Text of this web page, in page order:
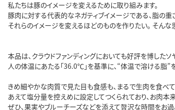
私たちは豚のイメージを変えるために取り組みます。
豚肉に対する代表的なネガティブイメージである、脂の重
それらのイメージを変えるほどのものを作りたい。 そんな
本品は、クラウドファンディングにおいても好評を博した
人の体温にあたる「36.0℃」を基準に、“体温で溶ける脂”
きめ細やかな肉質で見た目も食感も、まるで生肉を食べ
あえて塩分量を控えめに設定してつくられており、お肉本
ぜひ、果実やブルーチーズなどを添えて贅沢な時間をお過